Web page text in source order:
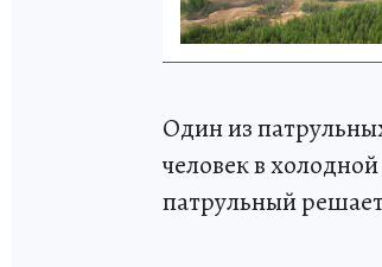
Один из
человек в
патрульный